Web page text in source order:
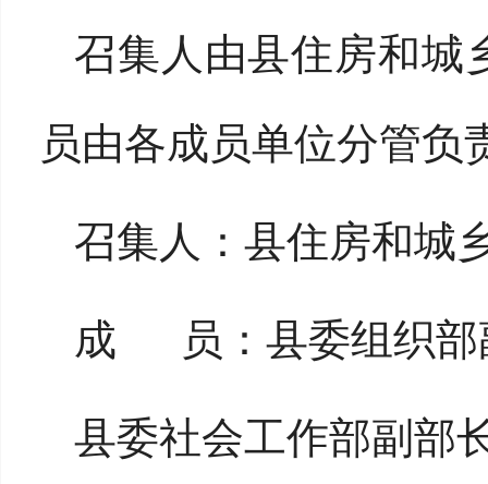
召集人由县住房和城
员由各成员单位分管负
召集人：县住房和城
成 员：县委组织
县委社会工作部副部